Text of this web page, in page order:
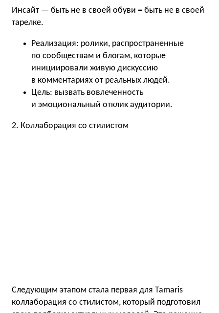
Инсайт — быть не в своей обуви = быть не в своей
тарелке.
Реализация: ролики, распространенные
по сообществам и блогам, которые
инициировали живую дискуссию
в комментариях от реальных людей.
Цель: вызвать вовлеченность
и эмоциональный отклик аудитории.
2. Коллаборация со стилистом
Следующим этапом стала первая для Tamaris
коллаборация со стилистом, который подготовил